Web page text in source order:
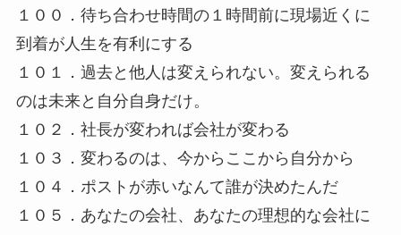
１００．待ち合わせ時間の１時間前に現場近くに
到着が人生を有利にする
１０１．過去と他人は変えられない。変えられる
のは未来と自分自身だけ。
１０２．社長が変われば会社が変わる
１０３．変わるのは、今からここから自分から
１０４．ポストが赤いなんて誰が決めたんだ
１０５．あなたの会社、あなたの理想的な会社に